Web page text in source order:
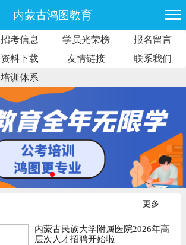
内蒙古鸿图教育
招考信息 学员光荣榜
报名留言
资料下载 友情链接
联系我们
培训体系
更多
内蒙古民族大学附属医院2026年高
层次人才招聘开始啦